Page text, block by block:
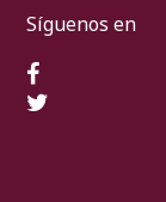
Síguenos en